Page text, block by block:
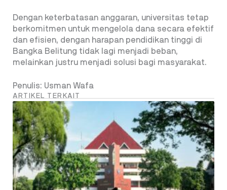
Dengan keterbatasan anggaran, universitas tetap
berkomitmen untuk mengelola dana secara efektif
dan efisien, dengan harapan pendidikan tinggi di
Bangka Belitung tidak lagi menjadi beban,
melainkan justru menjadi solusi bagi masyarakat.
Penulis: Usman Wafa
ARTIKEL TERKAIT